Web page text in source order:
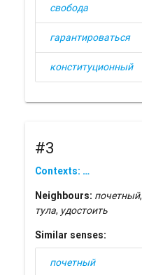
свобода
гарантироваться
конституционный
#3
Contexts: …
Neighbours: почетный,
тула, удостоить
Similar senses:
почетный